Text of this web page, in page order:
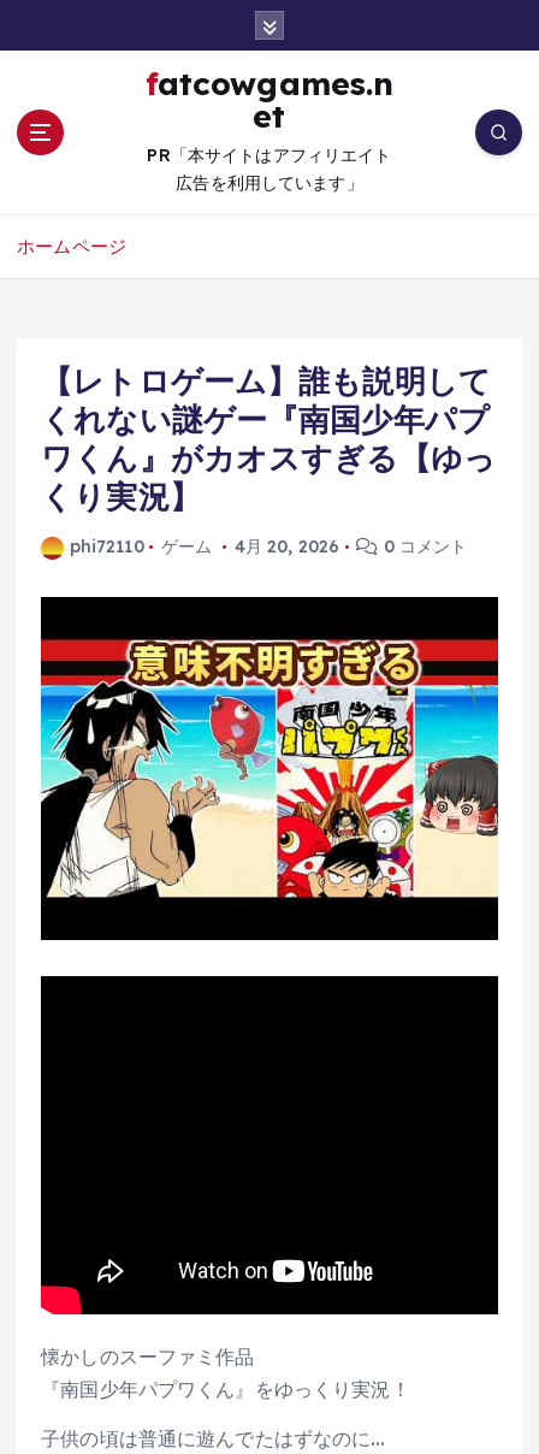
fatcowgames.n
et
PR「本サイトはアフィリエイト
広告を利用しています」
ホームページ
【レトロゲーム】誰も説明して
くれない謎ゲー『南国少年パプ
ワくん』がカオスすぎる【ゆっ
くり実況】
phi72110 ゲーム 4月 20, 2026 0 コメント
懐かしのスーファミ作品
『南国少年パプワくん』をゆっくり実況！
子供の頃は普通に遊んでたはずなのに…